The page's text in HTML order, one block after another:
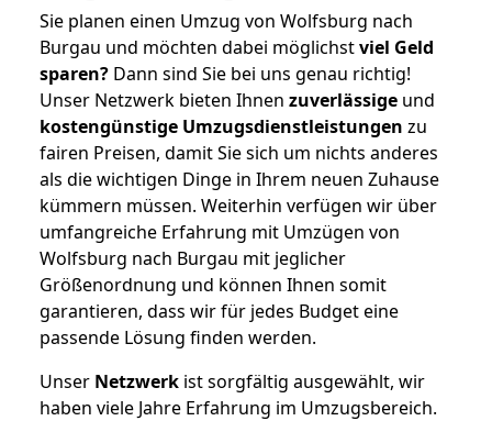
Sie planen einen Umzug von Wolfsburg nach
Burgau und möchten dabei möglichstviel Geld
sparen? Dann sind Sie bei uns genau richtig!
Unser Netzwerk bieten Ihnen zuverlässige und
kostengünstige Umzugsdienstleistungen zu
fairen Preisen, damit Sie sich um nichts anderes
als die wichtigen Dinge in Ihrem neuen Zuhause
kümmern müssen. Weiterhin verfügen wir über
umfangreiche Erfahrung mit Umzügen von
Wolfsburg nach Burgau mit jeglicher
Größenordnung und können Ihnen somit
garantieren, dass wir für jedes Budget eine
passende Lösung finden werden.
Unser Netzwerk ist sorgfältig ausgewählt, wir
haben viele Jahre Erfahrung im Umzugsbereich.